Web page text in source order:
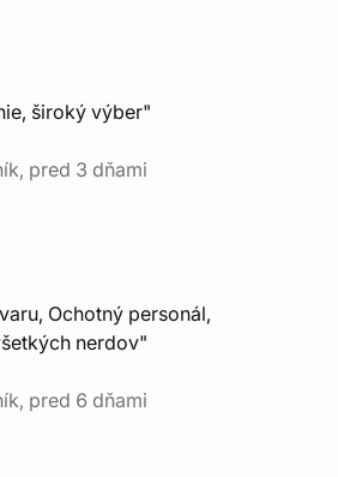
široký výber"
pred 3 dňami
Ochotný personál,
nerdov"
pred 6 dňami